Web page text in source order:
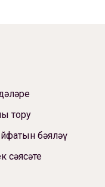
тору
бәяләү
сәясәте